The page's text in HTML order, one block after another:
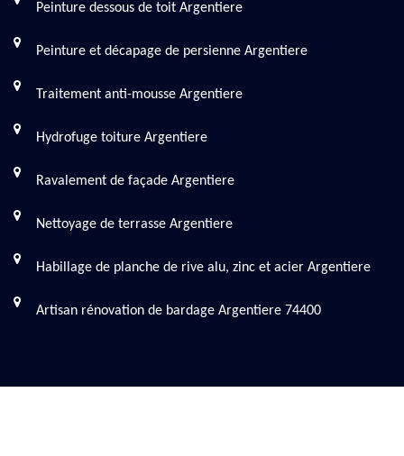
Peinture dessous de toit Argentiere
Peinture et décapage de persienne Argentiere
Traitement anti-mousse Argentiere
Hydrofuge toiture Argentiere
Ravalement de façade Argentiere
Nettoyage de terrasse Argentiere
Habillage de planche de rive alu, zinc et acier Argentiere
Artisan rénovation de bardage Argentiere 74400